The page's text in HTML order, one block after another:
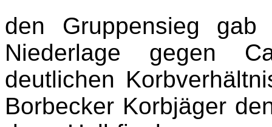
den Gruppensieg
Niederlage gegen
deutlichen
Borbecker Korbjäger